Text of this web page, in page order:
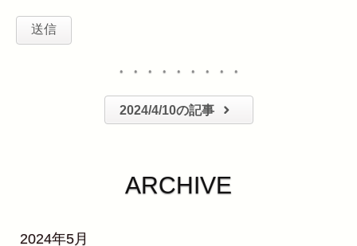
・・・・・・・・・
2024/4/10の記事
ARCHIVE
2024年5月